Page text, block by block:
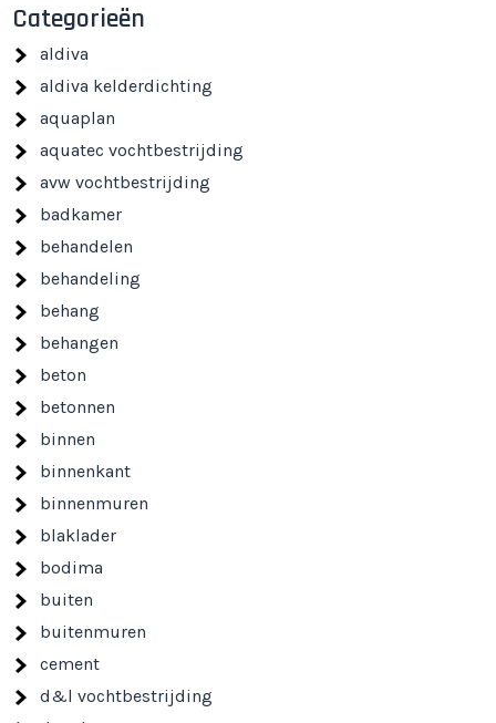
Categorieën
aldiva
aldiva kelderdichting
aquaplan
aquatec vochtbestrijding
avw vochtbestrijding
badkamer
behandelen
behandeling
behang
behangen
beton
betonnen
binnen
binnenkant
binnenmuren
blaklader
bodima
buiten
buitenmuren
cement
d&l vochtbestrijding